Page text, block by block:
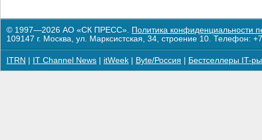
© 1997—2026 АО «СК ПРЕСС». Политика конфиденциальности
109147 г. Москва, ул. Марксистская, 34, строение 10. Телефон:
ITRN IT Channel News itWeek Byte/Россия Бестселлеры IT-